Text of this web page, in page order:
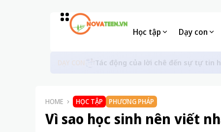
Học tập Dạy con
DẠY CON Khi học sinh không còn tin vào sự
HOME HỌC TẬP PHƯƠNG PHÁP
Vì sao học sinh nên viết